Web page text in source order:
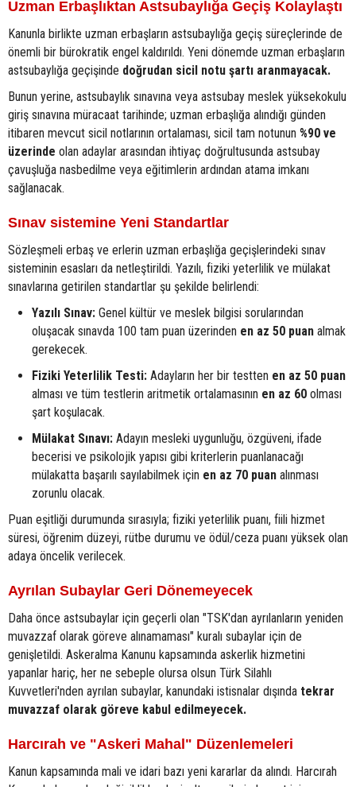
Uzman Erbaşlıktan Astsubaylığa Geçiş Kolaylaştı
Kanunla birlikte uzman erbaşların astsubaylığa geçiş süreçlerinde de
önemli bir bürokratik engel kaldırıldı. Yeni dönemde uzman erbaşların
astsubaylığa geçişinde doğrudan sicil notu şartı aranmayacak.
Bunun yerine, astsubaylık sınavına veya astsubay meslek yüksekokulu
giriş sınavına müracaat tarihinde; uzman erbaşlığa alındığı günden
itibaren mevcut sicil notlarının ortalaması, sicil tam notunun %90 ve
üzerinde olan adaylar arasından ihtiyaç doğrultusunda astsubay
çavuşluğa nasbedilme veya eğitimlerin ardından atama imkanı
sağlanacak.
Sınav sistemine Yeni Standartlar
Sözleşmeli erbaş ve erlerin uzman erbaşlığa geçişlerindeki sınav
sisteminin esasları da netleştirildi. Yazılı, fiziki yeterlilik ve mülakat
sınavlarına getirilen standartlar şu şekilde belirlendi:
Yazılı Sınav: Genel kültür ve meslek bilgisi sorularından
oluşacak sınavda 100 tam puan üzerinden en az 50 puan almak
gerekecek.
Fiziki Yeterlilik Testi: Adayların her bir testten en az 50 puan
alması ve tüm testlerin aritmetik ortalamasının en az 60 olması
şart koşulacak.
Mülakat Sınavı: Adayın mesleki uygunluğu, özgüveni, ifade
becerisi ve psikolojik yapısı gibi kriterlerin puanlanacağı
mülakatta başarılı sayılabilmek için en az 70 puan alınması
zorunlu olacak.
Puan eşitliği durumunda sırasıyla; fiziki yeterlilik puanı, fiili hizmet
süresi, öğrenim düzeyi, rütbe durumu ve ödül/ceza puanı yüksek olan
adaya öncelik verilecek.
Ayrılan Subaylar Geri Dönemeyecek
Daha önce astsubaylar için geçerli olan "TSK'dan ayrılanların yeniden
muvazzaf olarak göreve alınamaması" kuralı subaylar için de
genişletildi. Askeralma Kanunu kapsamında askerlik hizmetini
yapanlar hariç, her ne sebeple olursa olsun Türk Silahlı
Kuvvetleri'nden ayrılan subaylar, kanundaki istisnalar dışında tekrar
muvazzaf olarak göreve kabul edilmeyecek.
Harcırah ve "Askeri Mahal" Düzenlemeleri
Kanun kapsamında mali ve idari bazı yeni kararlar da alındı. Harcırah